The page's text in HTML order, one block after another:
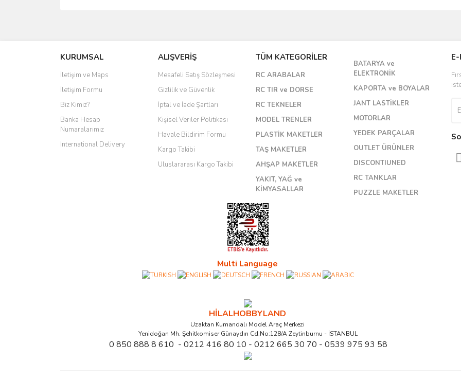
Yorum Yaz
KURUMSAL
İletişim ve Maps
İletişim Formu
Biz Kimiz?
Banka Hesap
Numaralarımız
International Delivery
ALIŞVERİŞ
Mesafeli Satış Sözleşmesi
Gizlilik ve Güvenlik
İptal ve İade Şartları
Kişisel Veriler Politikası
Havale Bildirim Formu
Kargo Takibi
Uluslararası Kargo Takibi
TÜM KATEGORİLER
RC ARABALAR
RC TIR ve DORSE
RC TEKNELER
MODEL TRENLER
PLASTİK MAKETLER
TAŞ MAKETLER
AHŞAP MAKETLER
YAKIT, YAĞ ve
KİMYASALLAR
BATARYA ve
ELEKTRONİK
KAPORTA ve BOYALAR
JANT LASTİKLER
MOTORLAR
YEDEK PARÇALAR
OUTLET ÜRÜNLER
DISCONTIUNED
RC TANKLAR
PUZZLE MAKETLER
Multi Language
HİLALHOBBYLAND
Uzaktan Kumandalı Model Araç Merkezi
Yenidoğan Mh. Şehitkomiser Günaydın Cd.No:128/A Zeytinburnu - İSTANBUL
0 850 888 8 610 - 0212 416 80 10 - 0212 665 30 70 - 0539 975 93 58